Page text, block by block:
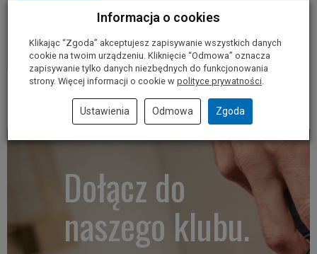
Dołącz do
naszego klubu.
Informacja o cookies
Klikając “Zgoda” akceptujesz zapisywanie wszystkich danych
cookie na twoim urządzeniu. Kliknięcie “Odmowa” oznacza
zapisywanie tylko danych niezbędnych do funkcjonowania
strony. Więcej informacji o cookie w polityce prywatności
Ustawienia Odmowa Zgoda